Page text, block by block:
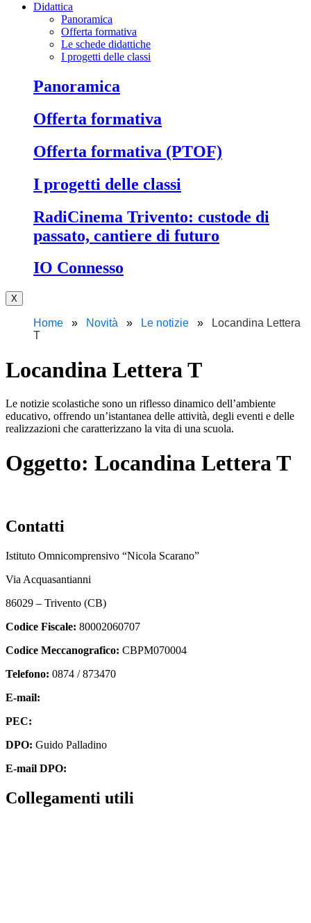
Didattica
Panoramica
Offerta formativa
Le schede didattiche
I progetti delle classi
Panoramica
Offerta formativa
Offerta formativa (PTOF)
I progetti delle classi
RadiCinema Trivento: custode di
passato, cantiere di futuro
IO Connesso
X
Home Novità Le notizie
Locandina Lettera
T
Locandina Lettera T
Le notizie scolastiche sono un riflesso dinamico dell’ambiente
educativo, offrendo un’istantanea delle attività, degli eventi e delle
realizzazioni che caratterizzano la vita di una scuola.
Oggetto: Locandina Lettera T
Contatti
Istituto Omnicomprensivo “Nicola Scarano”
Via Acquasantianni
86029 – Trivento (CB)
Codice Fiscale: 80002060707
Codice Meccanografico: CBPM070004
Telefono: 0874 / 873470
E-mail:
PEC:
DPO: Guido Palladino
E-mail DPO:
Collegamenti utili